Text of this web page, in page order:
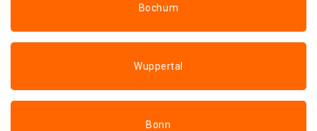
Bochum
Wuppertal
Bonn